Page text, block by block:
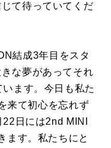
て待っていてくだ
結成3年目をスタ
な夢があってそれ
ます。今日も私た
来て初心を忘れず
日には2nd MINI
ます。私たちにと